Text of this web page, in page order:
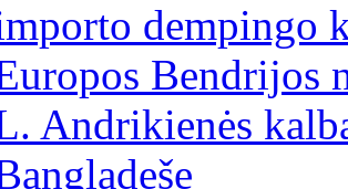
dempingo
Bendrijos
Andrikienės